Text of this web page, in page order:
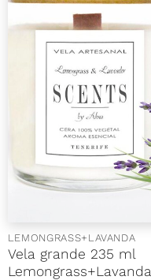
LEMONGRASS+LAVANDA
Vela grande 235 ml
Lemongrass+Lavanda